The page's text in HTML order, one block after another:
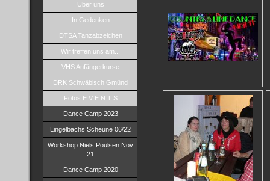
Über uns
In Gedenken
DTSA Tanzabzeichen
Wir treffen uns am...
VHS Anfängerkurse
DRK Schwäbisch Gmünd
Fotos E V E N T S
Dance Camp 2023
Lingelbachs Scheune 06/22
Workshop Niels Poulsen Nov
21
Dance Camp 2020